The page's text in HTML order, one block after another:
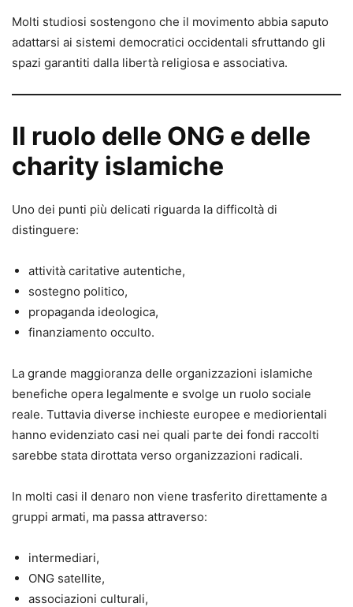
Molti studiosi sostengono che il movimento abbia saputo
adattarsi ai sistemi democratici occidentali sfruttando gli
spazi garantiti dalla libertà religiosa e associativa.
Il ruolo delle ONG e delle
charity islamiche
Uno dei punti più delicati riguarda la difficoltà di
distinguere:
attività caritative autentiche,
sostegno politico,
propaganda ideologica,
finanziamento occulto.
La grande maggioranza delle organizzazioni islamiche
benefiche opera legalmente e svolge un ruolo sociale
reale. Tuttavia diverse inchieste europee e mediorientali
hanno evidenziato casi nei quali parte dei fondi raccolti
sarebbe stata dirottata verso organizzazioni radicali.
In molti casi il denaro non viene trasferito direttamente a
gruppi armati, ma passa attraverso:
intermediari,
ONG satellite,
associazioni culturali,